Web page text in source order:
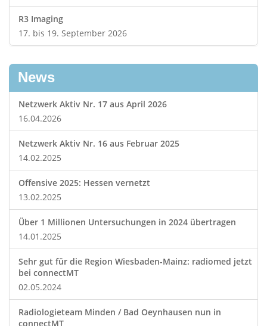
R3 Imaging
17. bis 19. September 2026
News
Netzwerk Aktiv Nr. 17 aus April 2026
16.04.2026
Netzwerk Aktiv Nr. 16 aus Februar 2025
14.02.2025
Offensive 2025: Hessen vernetzt
13.02.2025
Über 1 Millionen Untersuchungen in 2024 übertragen
14.01.2025
Sehr gut für die Region Wiesbaden-Mainz: radiomed jetzt
bei connectMT
02.05.2024
Radiologieteam Minden / Bad Oeynhausen nun in
connectMT